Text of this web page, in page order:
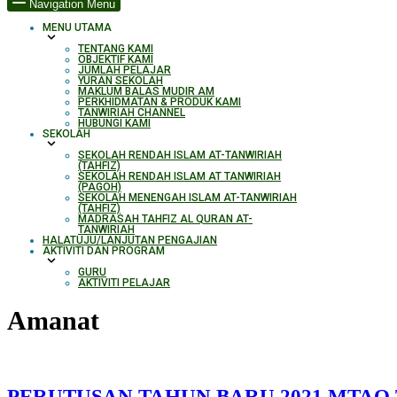
Navigation Menu
MENU UTAMA
TENTANG KAMI
OBJEKTIF KAMI
JUMLAH PELAJAR
YURAN SEKOLAH
MAKLUM BALAS MUDIR AM
PERKHIDMATAN & PRODUK KAMI​
TANWIRIAH CHANNEL
HUBUNGI KAMI
SEKOLAH
SEKOLAH RENDAH ISLAM AT-TANWIRIAH
(TAHFIZ)
SEKOLAH RENDAH ISLAM AT TANWIRIAH
(PAGOH)
SEKOLAH MENENGAH ISLAM AT-TANWIRIAH
(TAHFIZ)
MADRASAH TAHFIZ AL QURAN AT-
TANWIRIAH
HALATUJU/LANJUTAN PENGAJIAN
AKTIVITI DAN PROGRAM
GURU
AKTIVITI PELAJAR
Amanat